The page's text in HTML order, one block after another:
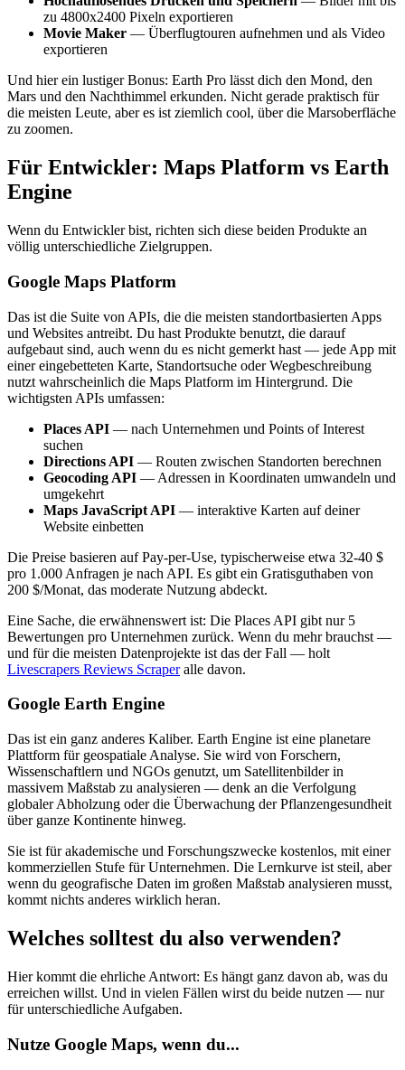
zu 4800x2400 Pixeln exportieren
Movie Maker — Überflugtouren aufnehmen und als Video
exportieren
Und hier ein lustiger Bonus: Earth Pro lässt dich den Mond, den
Mars und den Nachthimmel erkunden. Nicht gerade praktisch für
die meisten Leute, aber es ist ziemlich cool, über die Marsoberfläche
zu zoomen.
Für Entwickler: Maps Platform vs Earth
Engine
Wenn du Entwickler bist, richten sich diese beiden Produkte an
völlig unterschiedliche Zielgruppen.
Google Maps Platform
Das ist die Suite von APIs, die die meisten standortbasierten Apps
und Websites antreibt. Du hast Produkte benutzt, die darauf
aufgebaut sind, auch wenn du es nicht gemerkt hast — jede App mit
einer eingebetteten Karte, Standortsuche oder Wegbeschreibung
nutzt wahrscheinlich die Maps Platform im Hintergrund. Die
wichtigsten APIs umfassen:
Places API — nach Unternehmen und Points of Interest
suchen
Directions API — Routen zwischen Standorten berechnen
Geocoding API — Adressen in Koordinaten umwandeln und
umgekehrt
Maps JavaScript API — interaktive Karten auf deiner
Website einbetten
Die Preise basieren auf Pay-per-Use, typischerweise etwa 32-40 $
pro 1.000 Anfragen je nach API. Es gibt ein Gratisguthaben von
200 $/Monat, das moderate Nutzung abdeckt.
Eine Sache, die erwähnenswert ist: Die Places API gibt nur 5
Bewertungen pro Unternehmen zurück. Wenn du mehr brauchst —
und für die meisten Datenprojekte ist das der Fall — holt
Livescrapers Reviews Scraperalle davon.
Google Earth Engine
Das ist ein ganz anderes Kaliber. Earth Engine ist eine planetare
Plattform für geospatiale Analyse. Sie wird von Forschern,
Wissenschaftlern und NGOs genutzt, um Satellitenbilder in
massivem Maßstab zu analysieren — denk an die Verfolgung
globaler Abholzung oder die Überwachung der Pflanzengesundheit
über ganze Kontinente hinweg.
Sie ist für akademische und Forschungszwecke kostenlos, mit einer
kommerziellen Stufe für Unternehmen. Die Lernkurve ist steil, aber
wenn du geografische Daten im großen Maßstab analysieren musst,
kommt nichts anderes wirklich heran.
Welches solltest du also verwenden?
Hier kommt die ehrliche Antwort: Es hängt ganz davon ab, was du
erreichen willst. Und in vielen Fällen wirst du beide nutzen — nur
für unterschiedliche Aufgaben.
Nutze Google Maps, wenn du...